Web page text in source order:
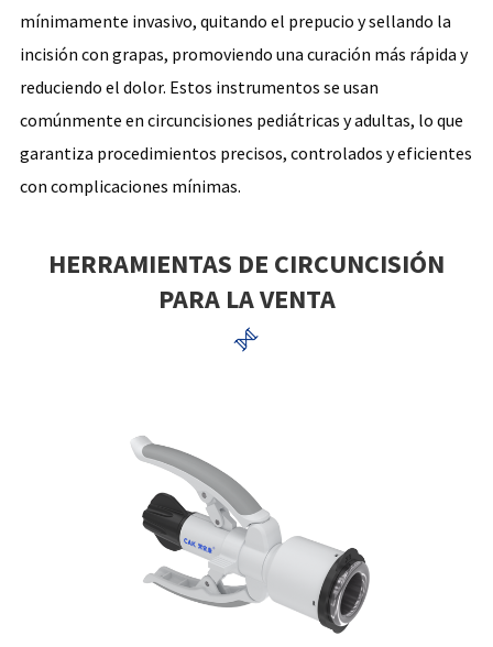
mínimamente invasivo, quitando el prepucio y sellando la
incisión con grapas, promoviendo una curación más rápida y
reduciendo el dolor. Estos instrumentos se usan
comúnmente en circuncisiones pediátricas y adultas, lo que
garantiza procedimientos precisos, controlados y eficientes
con complicaciones mínimas.
HERRAMIENTAS DE CIRCUNCISIÓN
PARA LA VENTA
